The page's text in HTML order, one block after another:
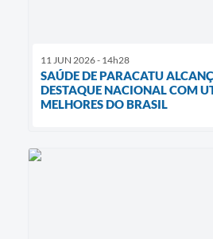
11 JUN 2026 - 14h28
SAÚDE DE PARACATU
DESTAQUE NACIONAL COM
MELHORES DO BRASIL